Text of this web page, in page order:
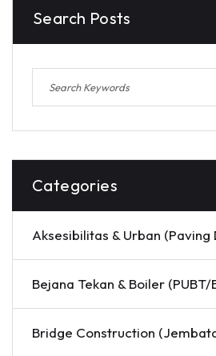
Search Posts
Categories
Aksesibilitas & Urban
Bejana Tekan & Boiler
Bridge Construction